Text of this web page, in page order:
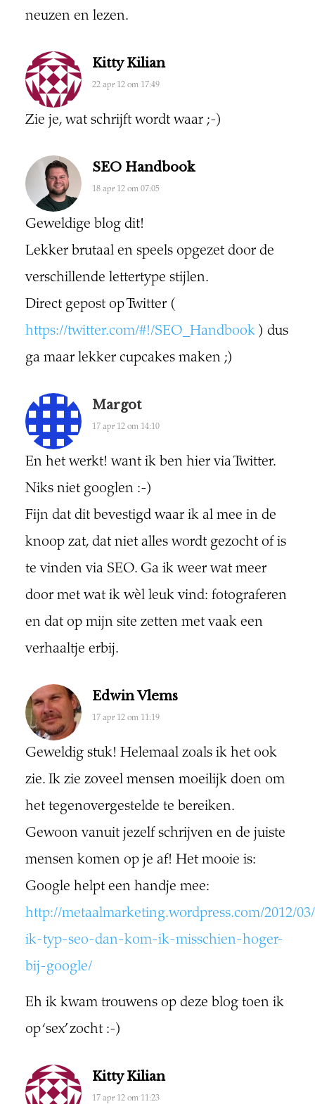
neuzen en lezen.
Kitty Kilian
22 apr 12 om 17:49
Zie je, wat schrijft wordt waar ;-)
SEO Handbook
18 apr 12 om 07:05
Geweldige blog dit!
Lekker brutaal en speels opgezet door de
verschillende lettertype stijlen.
Direct gepost op Twitter (
https://twitter.com/#!/SEO_Handbook) dus
ga maar lekker cupcakes maken ;)
Margot
17 apr 12 om 14:10
En het werkt! want ik ben hier via Twitter.
Niks niet googlen :-)
Fijn dat dit bevestigd waar ik al mee in de
knoop zat, dat niet alles wordt gezocht of is
te vinden via SEO. Ga ik weer wat meer
door met wat ik wèl leuk vind: fotograferen
en dat op mijn site zetten met vaak een
verhaaltje erbij.
Edwin Vlems
17 apr 12 om 11:19
Geweldig stuk! Helemaal zoals ik het ook
zie. Ik zie zoveel mensen moeilijk doen om
het tegenovergestelde te bereiken.
Gewoon vanuit jezelf schrijven en de juiste
mensen komen op je af! Het mooie is:
Google helpt een handje mee:
http://metaalmarketing.wordpress.com/2012/
ik-typ-seo-dan-kom-ik-misschien-hoger-
bij-google/
Eh ik kwam trouwens op deze blog toen ik
op ‘sex’ zocht :-)
Kitty Kilian
17 apr 12 om 11:23